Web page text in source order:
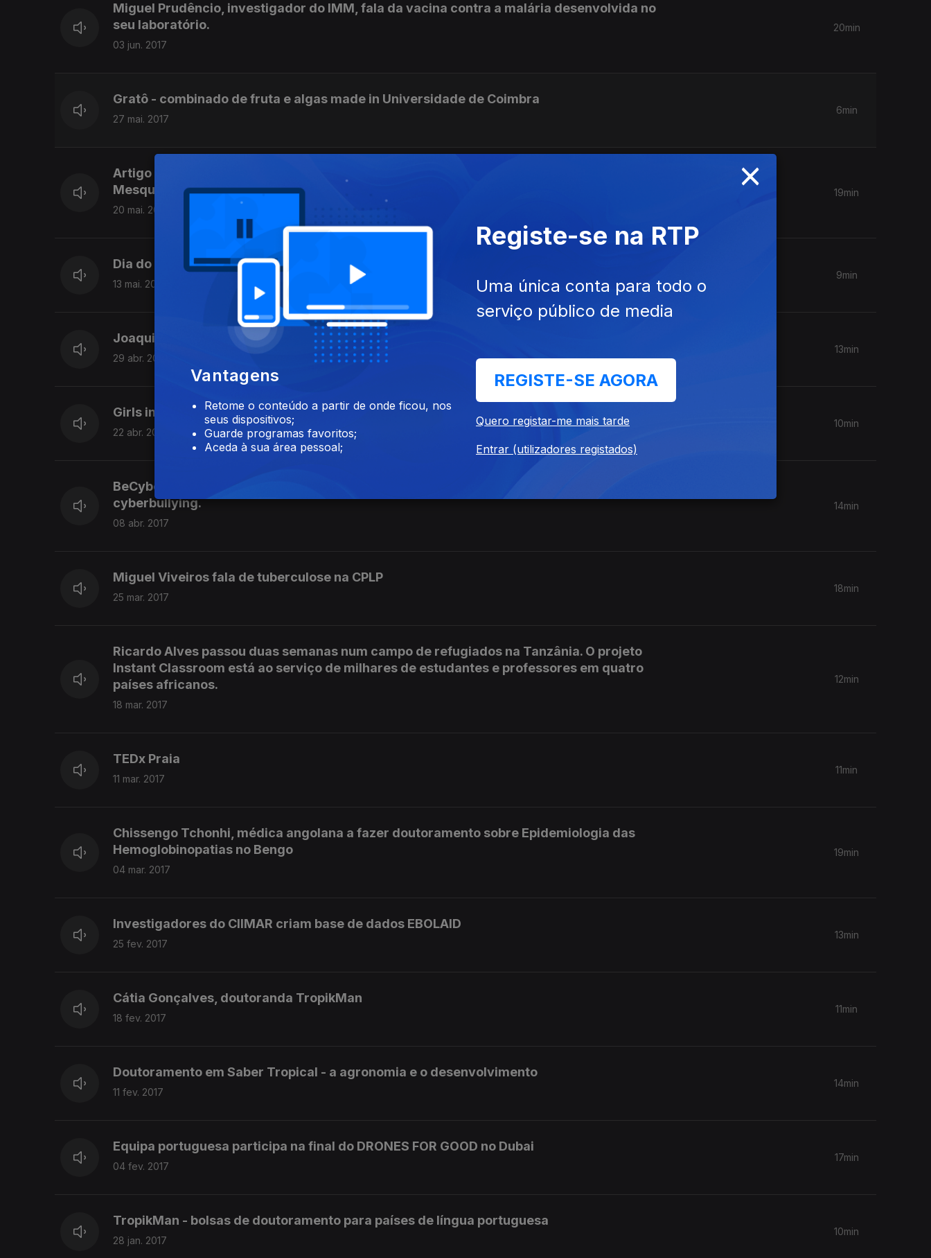
Miguel Prudêncio, investigador do IMM, fala da vacina contra a malária desenvolvida no
seu laboratório.
03 jun. 2017
20min
Gratô - combinado de fruta e algas made in Universidade de Coimbra
27 mai. 2017
6min
Artigo na Science lança nova luz sobre migrações Bantu em África. Conversa com Luísa
Mesquita Pereira do I3S
20 mai. 2017
19min
Dia do Fascínio das Plantas chega a Cabo Verde
13 mai. 2017
9min
Joaquim Cerejeira - Presidente da Associação Cérebro&Mente
29 abr. 2017
13min
Girls in ICT2017 na FCUL
22 abr. 2017
10min
BeCyberSafe, projeto que contou com a participação de Portugal, ajuda a combater o
cyberbullying.
08 abr. 2017
14min
Miguel Viveiros fala de tuberculose na CPLP
25 mar. 2017
18min
Ricardo Alves passou duas semanas num campo de refugiados na Tanzânia. O projeto
Instant Classroom está ao serviço de milhares de estudantes e professores em quatro
países africanos.
18 mar. 2017
12min
TEDx Praia
11 mar. 2017
11min
Chissengo Tchonhi, médica angolana a fazer doutoramento sobre Epidemiologia das
Hemoglobinopatias no Bengo
04 mar. 2017
19min
Investigadores do CIIMAR criam base de dados EBOLAID
25 fev. 2017
13min
Cátia Gonçalves, doutoranda TropikMan
18 fev. 2017
11min
Doutoramento em Saber Tropical - a agronomia e o desenvolvimento
11 fev. 2017
14min
Equipa portuguesa participa na final do DRONES FOR GOOD no Dubai
04 fev. 2017
17min
TropikMan - bolsas de doutoramento para países de língua portuguesa
28 jan. 2017
10min
×
Vantagens
Retome o conteúdo a partir de onde ficou, nos
seus dispositivos;
Guarde programas favoritos;
Aceda à sua área pessoal;
Registe-se na RTP
Uma única conta para todo o
serviço público de media
REGISTE-SE AGORA
Quero registar-me mais tarde
Entrar (utilizadores registados)